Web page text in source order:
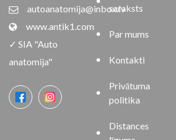
autoanatomija@inbox.lv
www.antik1.com
✓ SIA "Auto
anatomija"
saraksts
Par mums
Kontakti
Privātuma
politika
Distances